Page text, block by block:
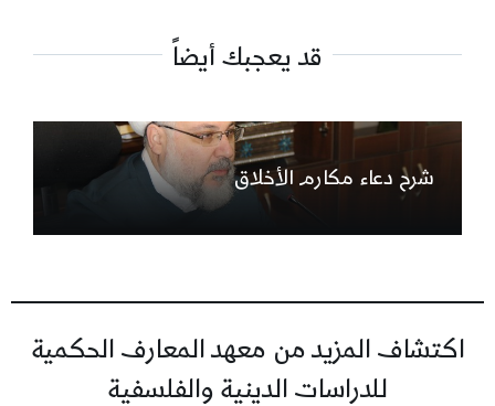
قد يعجبك أيضاً
شرح دعاء مكارم الأخلاق
اكتشاف المزيد من معهد المعارف الحكمية
للدراسات الدينية والفلسفية